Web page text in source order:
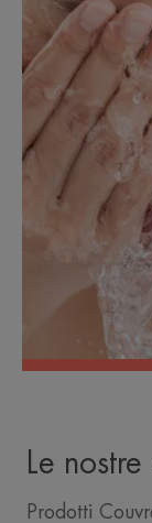
Le
Prodotti